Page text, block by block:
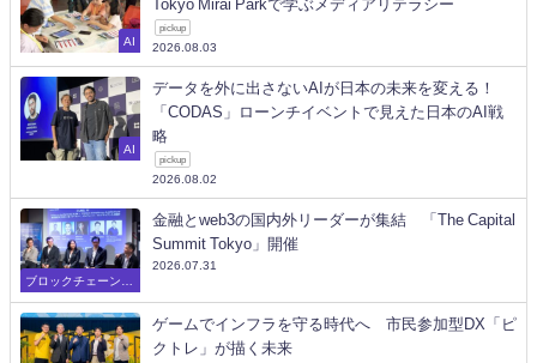
AI
Tokyo Mirai Parkで学ぶメディアリテラシー
pickup
2026.08.03
AI
データを外に出さないAIが日本の未来を変える！
「CODAS」ローンチイベントで見えた日本のAI戦
略
pickup
2026.08.02
ブロックチェーン/W
eb3
金融とweb3の国内外リーダーが集結 「The Capital
Summit Tokyo」開催
2026.07.31
ゲームでインフラを守る時代へ 市民参加型DX「ピ
クトレ」が描く未来